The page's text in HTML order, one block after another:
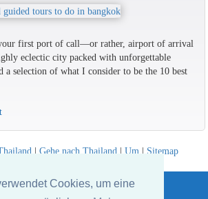
Cookies, um eine
first port of call—or rather, airport of arrival
eclectic city packed with unforgettable
a selection of what I consider to be the 10 best
| Gehe nach Thailand | Um | Sitemap